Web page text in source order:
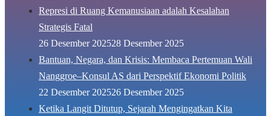
Represi di Ruang Kemanusiaan adalah Kesalahan
Strategis Fatal
26 Desember 202528 Desember 2025
Bantuan, Negara, dan Krisis: Membaca Pertemuan Wali
Nanggroe–Konsul AS dari Perspektif Ekonomi Politik
22 Desember 202526 Desember 2025
Ketika Langit Ditutup, Sejarah Mengingatkan Kita